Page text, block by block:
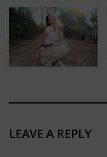
LEAVE A REPLY